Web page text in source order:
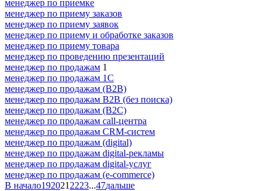
менеджер по приемке
менеджер по приему заказов
менеджер по приему заявок
менеджер по приему и обработке заказов
менеджер по приему товара
менеджер по проведению презентаций
менеджер по продажам 1
менеджер по продажам 1С
менеджер по продажам (B2B)
менеджер по продажам B2B (без поиска)
менеджер по продажам (B2C)
менеджер по продажам call-центра
менеджер по продажам CRM-систем
менеджер по продажам (digital)
менеджер по продажам digital-рекламы
менеджер по продажам digital-услуг
менеджер по продажам (e-commerce)
В начало192021 2223...47дальше